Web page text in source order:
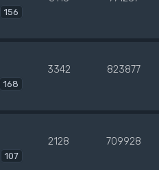
156
168
3342 823877
107
2128 709928